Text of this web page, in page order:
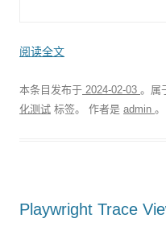
阅读全文
本条目发布于 2024-02-03 。属
化测试 标签。 作者是 admin 。
Playwright Trace